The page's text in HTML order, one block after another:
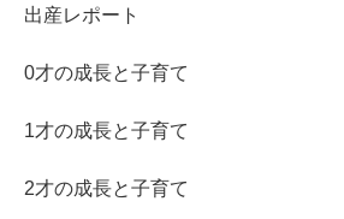
出産レポート
0才の成長と子育て
1才の成長と子育て
2才の成長と子育て